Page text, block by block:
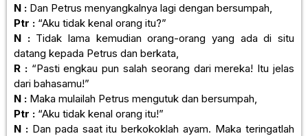
N : Dan Petrus menyangkalnya lagi dengan bersumpah,
Ptr : “Aku tidak kenal orang itu?”
N :Tidak lama kemudian orang-orang yang ada di situ
datang kepada Petrus dan berkata,
R :“Pasti engkau pun salah seorang dari mereka! Itu jelas
dari bahasamu!”
N : Maka mulailah Petrus mengutuk dan bersumpah,
Ptr : “Aku tidak kenal orang itu!”
N :Dan pada saat itu berkokoklah ayam. Maka teringatlah